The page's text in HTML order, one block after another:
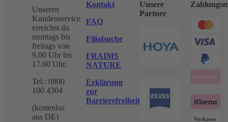
Unseren
Kundenservice
erreichst du
montags bis
freitags von
9.00 Uhr bis
17.00 Uhr.
Tel.: 0800
100 4304
(kostenlos
aus DE)
Kontakt
FAQ
Filialsuche
FRAIMS
NATURE
Erklärung
zur
Barrierefreiheit
Unsere
Partner